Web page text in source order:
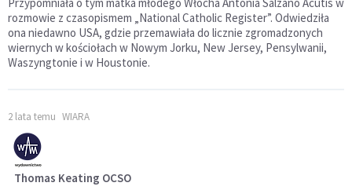
Przypomniała o tym matka młodego Włocha Antonia Salzano Acutis w
rozmowie z czasopismem „National Catholic Register”. Odwiedziła
ona niedawno USA, gdzie przemawiała do licznie zgromadzonych
wiernych w kościołach w Nowym Jorku, New Jersey, Pensylwanii,
Waszyngtonie i w Houstonie.
2 lata temu WIARA
Thomas Keating OCSO